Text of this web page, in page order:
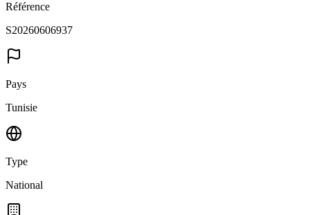
Référence
S20260606937
Pays
Tunisie
Type
National